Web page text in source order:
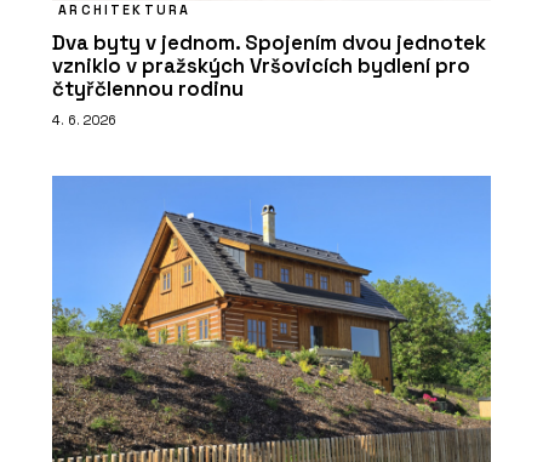
ARCHITEKTURA
Dva byty v jednom. Spojením dvou jednotek
vzniklo v pražských Vršovicích bydlení pro
čtyřčlennou rodinu
4. 6. 2026